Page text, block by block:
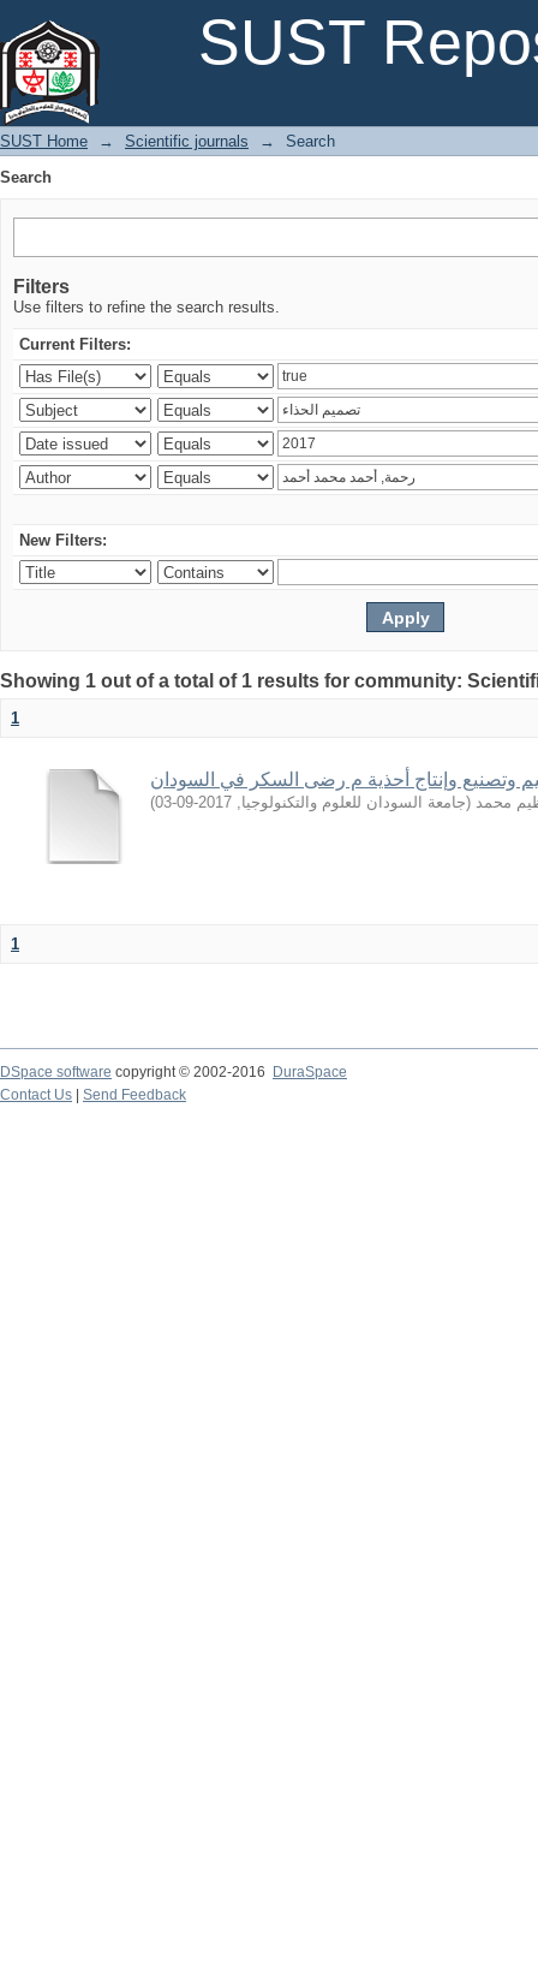
SUST
SUST Home → Scientific journals →
Search
Search
Filters
Use filters to refine the search results.
Current Filters:
New Filters:
Showing 1 out of a total of 1 results for community:
1
وتصنیع وإنتاج أحذیة م رضى السكر في السودان
محمد (جامعة السودان للعلوم والتكنولوجيا,
2017-09-03
)
1
DSpace software copyright © 2002-2016
DuraSpace
Contact Us
Send Feedback